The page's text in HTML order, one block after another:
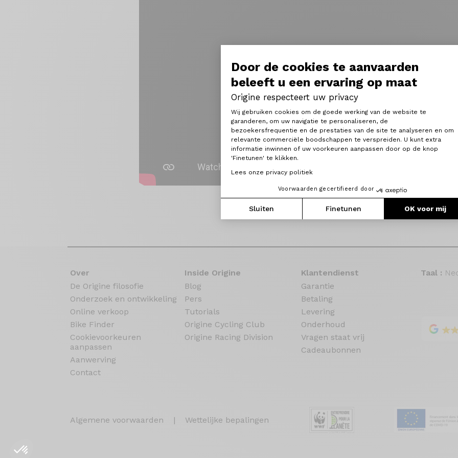
Door de cookies te aanvaarden
beleeft u een ervaring op maat
Origine respecteert uw privacy
Toestemmingsbeheerplatform:
Wij gebruiken cookies om de goede werking van de website te
garanderen, om uw navigatie te personaliseren, de
bezoekersfrequentie en de prestaties van de site te analyseren en om
relevante commerciële boodschappen te verspreiden. U kunt extra
informatie inwinnen of uw voorkeuren aanpassen door op de knop
'Finetunen' te klikken.
Lees onze privacy politiek
Voorwaarden gecertifieerd door
Sluiten Finetunen OK voor mij
Axeptio consent
Het artikel lezen
Over
De Origine filosofie
Onderzoek en ontwikkeling
Online verkoop
Bike Finder
Cookievoorkeuren
aanpassen
Aanwerving
Contact
Inside Origine
Blog
Pers
Tutorials
Origine Cycling Club
Origine Racing Division
Klantendienst
Garantie
Betaling
Levering
Onderhoud
Vragen staat vrij
Cadeaubonnen
Taal :
Algemene voorwaarden | Wettelijke bepalingen